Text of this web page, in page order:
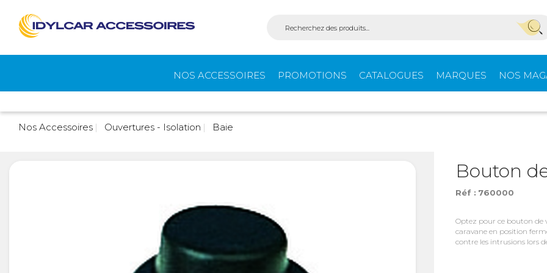
NOS ACCESSOIRES PROMOTIONS CATALOGUES MARQUES NOS
Auvents et
accessoires de
Gaz
Air
Cuisine -
Nos Accessoires Ouvertures - Isolation Baie
Bouton
Réf : 760000
Optez pour ce bouton de
caravane en position
contre les intrusions lors